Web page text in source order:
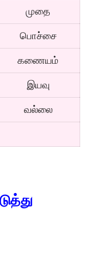
முதை
பொச்சை
கணையம்
இயவு
வல்லை